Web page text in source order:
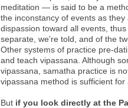
meditation — is said to be a
the inconstancy of events as
dispassion toward all events,
separate, we're told, and of the
Other systems of practice pre-
and teach vipassana. Although
vipassana, samatha practice is
vipassana method is sufficient
But if you look directly at the